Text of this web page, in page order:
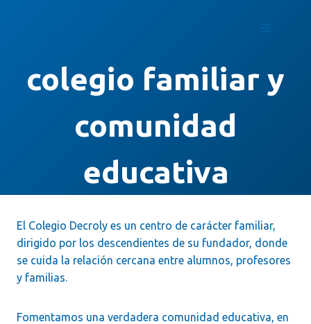
colegio familiar y
comunidad
educativa
El Colegio Decroly es un centro de carácter familiar,
dirigido por los descendientes de su fundador, donde
se cuida la relación cercana entre alumnos, profesores
y familias.
Fomentamos una verdadera comunidad educativa, en